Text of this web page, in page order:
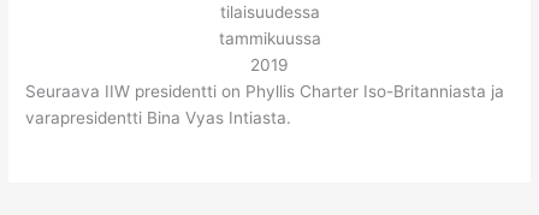
tilaisuudessa
tammikuussa
2019
Seuraava IIW presidentti on Phyllis Charter Iso-Britanniasta ja
varapresidentti Bina Vyas Intiasta.